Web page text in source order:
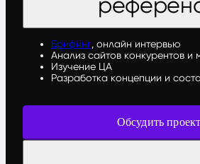
Брифинг, онлайн интервью
Анализ сайтов конкурентов и
Изучение ЦА
Разработка концепции и
Обсудить проект